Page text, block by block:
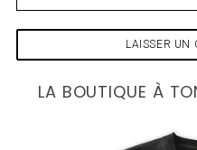
LA BOUTIQUE À